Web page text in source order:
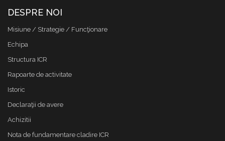
DESPRE NOI
Misiune / Strategie / Funcţionare
Echipa
Structura ICR
Rapoarte de activitate
Istoric
Declaraţii de avere
Achizitii
Nota de fundamentare cladire ICR